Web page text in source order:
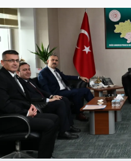
Tüm Haberler
İletişim
Künye
Süper Lig Puan
Tüm Manşetler
Son Dakika Haberleri
Haber Arşivi